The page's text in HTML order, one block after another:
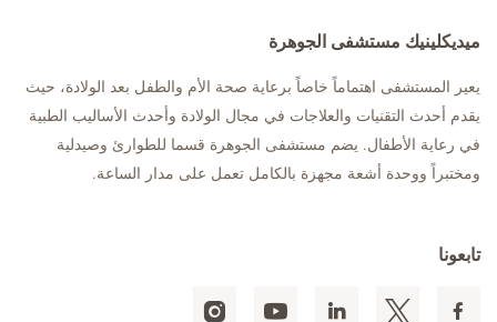
ميديكلينيك مستشفى الجوهرة
يعير المستشفى اهتماماً خاصاً برعاية صحة الأم والطفل بعد الولادة، حيث
يقدم أحدث التقنيات والعلاجات في مجال الولادة وأحدث الأساليب الطبية
في رعاية الأطفال. يضم مستشفى الجوهرة قسما للطوارئ وصيدلية
ومختبراً ووحدة أشعة مجهزة بالكامل تعمل على مدار الساعة.
تابعونا